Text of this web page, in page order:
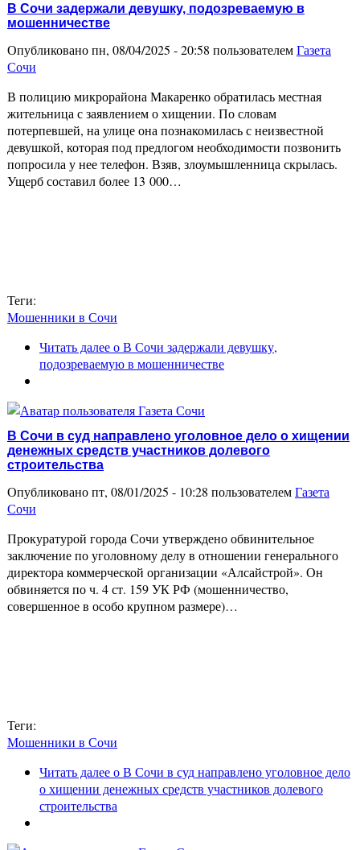
В Сочи задержали девушку, подозреваемую в
мошенничестве
Опубликовано пн, 08/04/2025 - 20:58 пользователемГазета
Сочи
В полицию микрорайона Макаренко обратилась местная
жительница с заявлением о хищении. По словам
потерпевшей, на улице она познакомилась с неизвестной
девушкой, которая под предлогом необходимости позвонить
попросила у нее телефон. Взяв, злоумышленница скрылась.
Ущерб составил более 13 000…
Теги:
Мошенники в Сочи
Читать далеео В Сочи задержали девушку,
подозреваемую в мошенничестве
В Сочи в суд направлено уголовное дело о хищении
денежных средств участников долевого
строительства
Опубликовано пт, 08/01/2025 - 10:28 пользователемГазета
Сочи
Прокуратурой города Сочи утверждено обвинительное
заключение по уголовному делу в отношении генерального
директора коммерческой организации «Алсайстрой». Он
обвиняется по ч. 4 ст. 159 УК РФ (мошенничество,
совершенное в особо крупном размере)…
Теги:
Мошенники в Сочи
Читать далеео В Сочи в суд направлено уголовное дело
о хищении денежных средств участников долевого
строительства